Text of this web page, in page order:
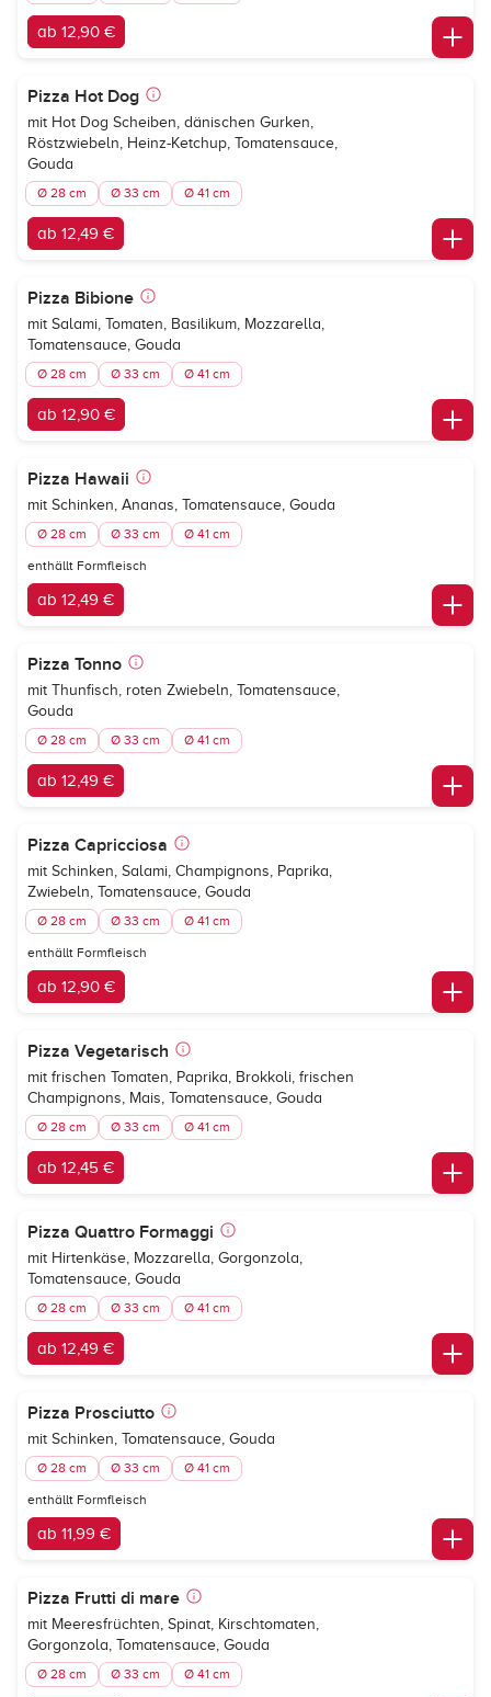
ab 12,90 €
Pizza Hot Dog
mit Hot Dog Scheiben, dänischen Gurken,
Röstzwiebeln, Heinz-Ketchup, Tomatensauce,
Gouda
Ø 28 cm Ø 33 cm Ø 41 cm
ab 12,49 €
Pizza Bibione
mit Salami, Tomaten, Basilikum, Mozzarella,
Tomatensauce, Gouda
Ø 28 cm Ø 33 cm Ø 41 cm
ab 12,90 €
Pizza Hawaii
mit Schinken, Ananas, Tomatensauce, Gouda
Ø 28 cm Ø 33 cm Ø 41 cm
enthällt Formfleisch
ab 12,49 €
Pizza Tonno
mit Thunfisch, roten Zwiebeln, Tomatensauce,
Gouda
Ø 28 cm Ø 33 cm Ø 41 cm
ab 12,49 €
Pizza Capricciosa
mit Schinken, Salami, Champignons, Paprika,
Zwiebeln, Tomatensauce, Gouda
Ø 28 cm Ø 33 cm Ø 41 cm
enthällt Formfleisch
ab 12,90 €
Pizza Vegetarisch
mit frischen Tomaten, Paprika, Brokkoli, frischen
Champignons, Mais, Tomatensauce, Gouda
Ø 28 cm Ø 33 cm Ø 41 cm
ab 12,45 €
Pizza Quattro Formaggi
mit Hirtenkäse, Mozzarella, Gorgonzola,
Tomatensauce, Gouda
Ø 28 cm Ø 33 cm Ø 41 cm
ab 12,49 €
Pizza Prosciutto
mit Schinken, Tomatensauce, Gouda
Ø 28 cm Ø 33 cm Ø 41 cm
enthällt Formfleisch
ab 11,99 €
Pizza Frutti di mare
mit Meeresfrüchten, Spinat, Kirschtomaten,
Gorgonzola, Tomatensauce, Gouda
Ø 28 cm Ø 33 cm Ø 41 cm